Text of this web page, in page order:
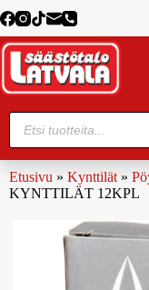
Etusivu » Kynttilät »
KYNTTILÄT 12KPL